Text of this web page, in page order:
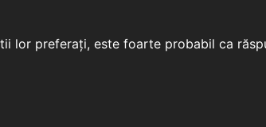
lor preferați, este foarte probabil ca